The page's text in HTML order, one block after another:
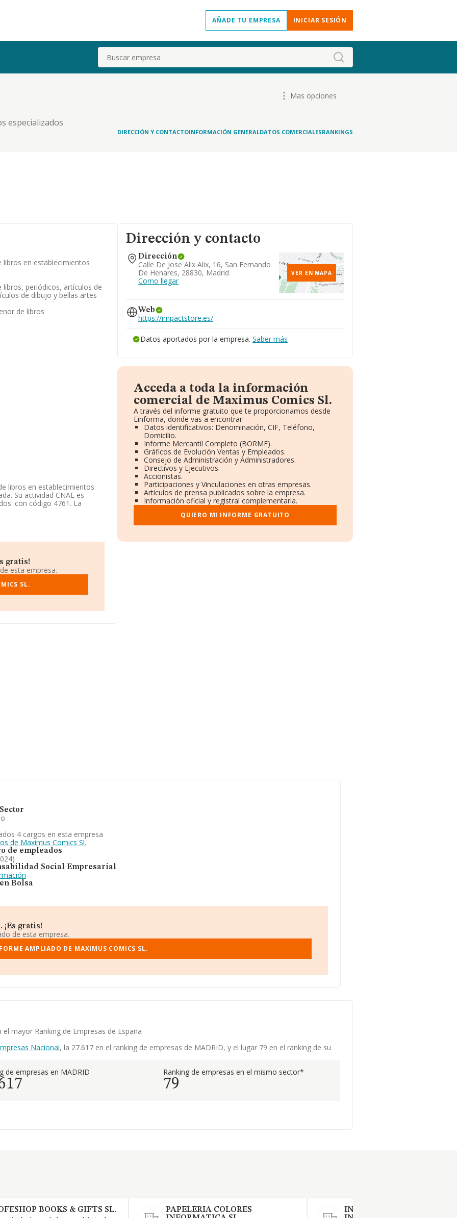
AÑADE TU EMPRESA INICIAR SESIÓN
Buscar
especializados
Mas opciones
DIRECCIÓN Y CONTACTOINFORMACIÓN GENERALDATOS COMERCIALESRANKINGS
en establecimientos
periódicos, artículos de
de dibujo y bellas artes
de libros
libros en establecimientos
Su actividad CNAE es
con código 4761. La
entra en la
INFORMA, ese número ha
a los niveles de
se ha colocado en la
como:
S.L; sin embargo,
empresas la superan en
gratis!
esta empresa.
SL.
Dirección y contacto
Dirección
Calle De Jose Alix Alix, 16, San Fernando
De Henares, 28830, Madrid
Como llegar
VER EN MAPA
Web
https://impactstore.es/
Datos aportados por la empresa. Saber más
Acceda a toda la información
comercial de Maximus Comics Sl.
A través del informe gratuito que te proporcionamos desde
Einforma, donde vas a encontrar:
Datos identificativos: Denominación, CIF, Teléfono,
Domicilio.
Informe Mercantil Completo (BORME).
Gráficos de Evolución Ventas y Empleados.
Consejo de Administración y Administradores.
Directivos y Ejecutivos.
Accionistas.
Participaciones y Vinculaciones en otras empresas.
Artículos de prensa publicados sobre la empresa.
Información oficial y registral complementaria.
QUIERO MI INFORME GRATUITO
4 cargos en esta empresa
de Maximus Comics Sl.
de empleados
Social Empresarial
Bolsa
gratis!
de esta empresa.
AMPLIADO DE MAXIMUS COMICS SL.
mayor Ranking de Empresas de España
Nacional, la 27.617 en el ranking de empresas de MADRID, y el lugar 79 en el ranking de su
de empresas en MADRID Ranking de empresas en el mismo sector*
79
BOOKS & GIFTS SL.
PAPELERIA COLORES
INFOGREDOS